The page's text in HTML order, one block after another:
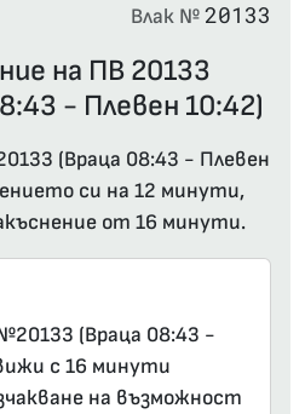
Влак №20133
на ПВ 20133
- Плевен 10:42)
(Враца 08:43 - Плевен
си на 12 минути,
от 16 минути.
(Враца 08:43 -
с 16 минути
на възможност